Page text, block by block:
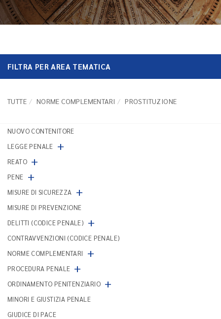
FILTRA PER AREA TEMATICA
TUTTE NORME COMPLEMENTARI PROSTITUZIONE
NUOVO CONTENITORE
LEGGE PENALE +
REATO +
PENE +
MISURE DI SICUREZZA +
MISURE DI PREVENZIONE
DELITTI (CODICE PENALE) +
CONTRAVVENZIONI (CODICE PENALE)
NORME COMPLEMENTARI
+
PROCEDURA PENALE +
ORDINAMENTO PENITENZIARIO +
MINORI E GIUSTIZIA PENALE
GIUDICE DI PACE